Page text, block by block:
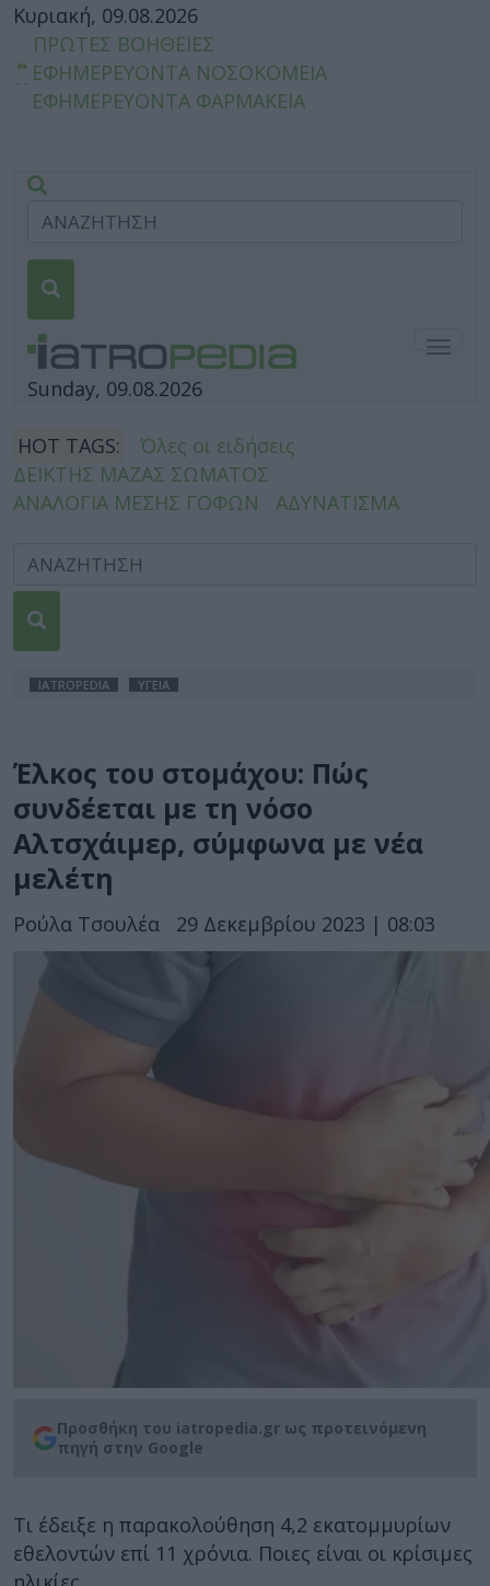
Κυριακή, 09.08.2026
ΠΡΩΤΕΣ ΒΟΗΘΕΙΕΣ
ΕΦΗΜΕΡΕΥΟΝΤΑ ΝΟΣΟΚΟΜΕΙΑ
ΕΦΗΜΕΡΕΥΟΝΤΑ ΦΑΡΜΑΚΕΙΑ
Sunday, 09.08.2026
HOT TAGS:
Όλες οι ειδήσεις
ΔΕΙΚΤΗΣ ΜΑΖΑΣ ΣΩΜΑΤΟΣ
ΑΝΑΛΟΓΙΑ ΜΕΣΗΣ ΓΟΦΩΝ
ΑΔΥΝΑΤΙΣΜΑ
IATROPEDIA ΥΓΕΙΑ
Έλκος του στομάχου: Πώς
συνδέεται με τη νόσο
Αλτσχάιμερ, σύμφωνα με νέα
μελέτη
Ρούλα Τσουλέα 29 Δεκεμβρίου 2023 | 08:03
Προσθήκη του iatropedia.gr ως προτεινόμενη
πηγή στην Google
Τι έδειξε η παρακολούθηση 4,2 εκατομμυρίων
εθελοντών επί 11 χρόνια. Ποιες είναι οι κρίσιμες